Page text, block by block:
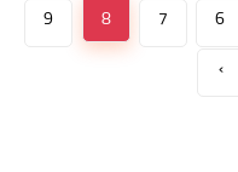
6
7
8
9
›